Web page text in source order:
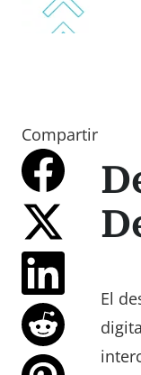
Compartir
El